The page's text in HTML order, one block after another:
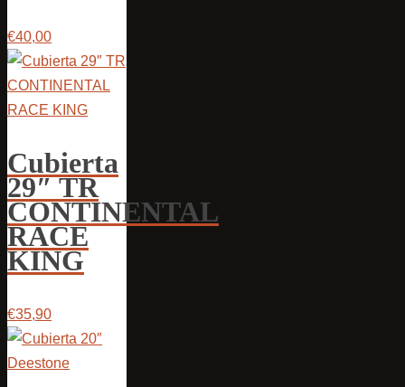
€40,00
Cubierta
29″ TR
CONTINENTAL
RACE
KING
€35,90